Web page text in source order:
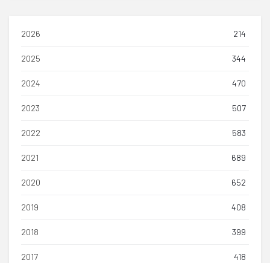
2026 214
2025 344
2024 470
2023 507
2022 583
2021 689
2020 652
2019 408
2018 399
2017 418